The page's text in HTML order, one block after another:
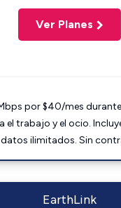
Ver Planes
por $40/mes
el trabajo y el ocio.
datos ilimitados. Sin
EarthLink